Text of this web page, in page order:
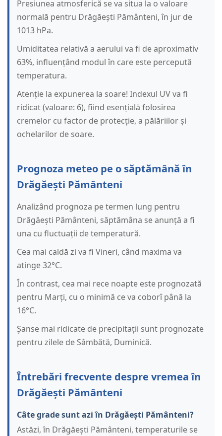
Presiunea atmosferică se va situa la o valoare
normală pentru Drăgăești Pământeni, în jur de
1013 hPa.
Umiditatea relativă a aerului va fi de aproximativ
63%, influențând modul în care este percepută
temperatura.
Atenție la expunerea la soare! Indexul UV va fi
ridicat (valoare: 6), fiind esențială folosirea
cremelor cu factor de protecție, a pălăriilor și
ochelarilor de soare.
Prognoza meteo pe o săptămână în
Drăgăești Pământeni
Analizând prognoza pe termen lung pentru
Drăgăești Pământeni, săptămâna se anunță a fi
una cu fluctuații de temperatură.
Cea mai caldă zi va fi Vineri, când maxima va
atinge 32°C.
În contrast, cea mai rece noapte este prognozată
pentru Marți, cu o minimă ce va coborî până la
16°C.
Șanse mai ridicate de precipitații sunt prognozate
pentru zilele de Sâmbătă, Duminică.
Întrebări frecvente despre vremea în
Drăgăești Pământeni
Câte grade sunt azi în Drăgăești Pământeni?
Astăzi, în Drăgăești Pământeni, temperaturile se